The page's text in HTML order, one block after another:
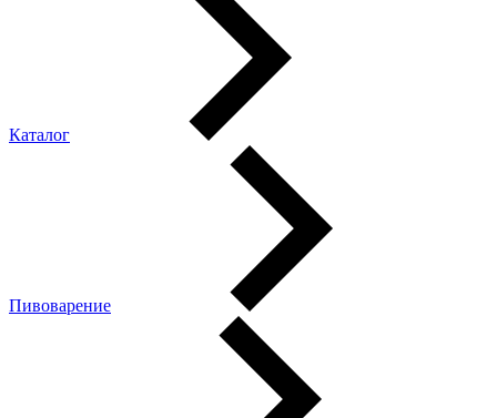
Каталог
Пивоварение